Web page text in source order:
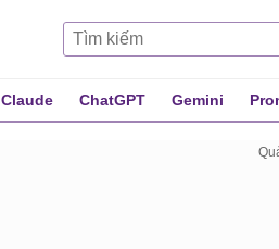
Claude ChatGPT Gemini